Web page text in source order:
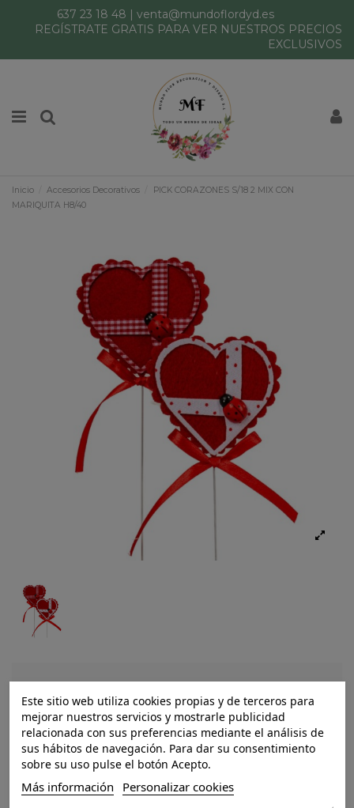
637 23 18 48 | venta@mundoflordyd.es
REGÍSTRATE GRATIS PARA VER NUESTROS PRECIOS
EXCLUSIVOS
Inicio Accesorios Decorativos
PICK CORAZONES S/18 2 MIX CON
MARIQUITA H8/40
PICK CORAZONES
S/18 2 MIX CON
MARIQUITA H8/40
Este sitio web utiliza cookies propias y de terceros para
mejorar nuestros servicios y mostrarle publicidad
relacionada con sus preferencias mediante el análisis de
sus hábitos de navegación. Para dar su consentimiento
sobre su uso pulse el botón Acepto.
Más información Personalizar cookies